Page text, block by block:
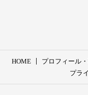
HOME プロフィール
プラ